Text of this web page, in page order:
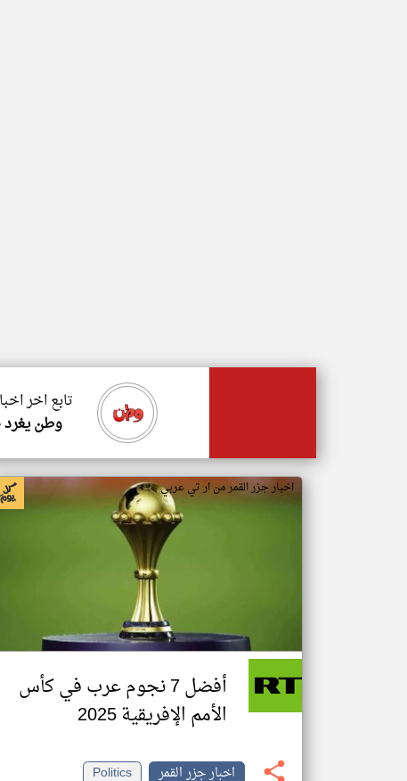
تابع اخر
وطن
اخبار جزر القمر من ار تي عربي
أفضل 7 نجوم عرب في كأس
الأمم الإفريقية 2025
اخبار جزر القمر
Politics